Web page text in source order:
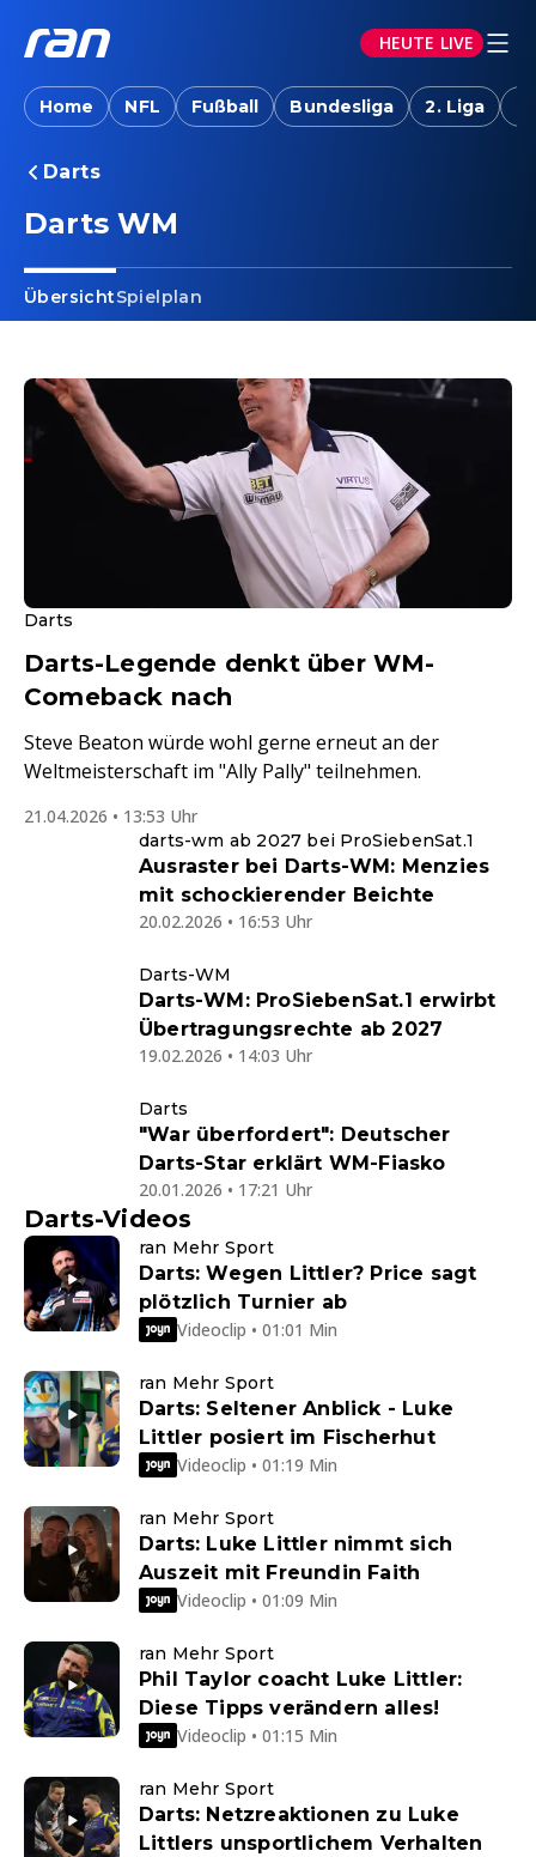
HEUTE LIVE
Home NFL Fußball Bundesliga 2. Liga
Darts
Darts WM
ÜbersichtSpielplan
Darts
Darts-Legende denkt über WM-
Comeback nach
Steve Beaton würde wohl gerne erneut an der
Weltmeisterschaft im "Ally Pally" teilnehmen.
21.04.2026 • 13:53 Uhr
darts-wm ab 2027 bei ProSiebenSat.1
Ausraster bei Darts-WM: Menzies
mit schockierender Beichte
20.02.2026 • 16:53 Uhr
Darts-WM
Darts-WM: ProSiebenSat.1 erwirbt
Übertragungsrechte ab 2027
19.02.2026 • 14:03 Uhr
Darts
"War überfordert": Deutscher
Darts-Star erklärt WM-Fiasko
20.01.2026 • 17:21 Uhr
Darts-Videos
ran Mehr Sport
Darts: Wegen Littler? Price sagt
plötzlich Turnier ab
Videoclip • 01:01 Min
ran Mehr Sport
Darts: Seltener Anblick - Luke
Littler posiert im Fischerhut
Videoclip • 01:19 Min
ran Mehr Sport
Darts: Luke Littler nimmt sich
Auszeit mit Freundin Faith
Videoclip • 01:09 Min
ran Mehr Sport
Phil Taylor coacht Luke Littler:
Diese Tipps verändern alles!
Videoclip • 01:15 Min
ran Mehr Sport
Darts: Netzreaktionen zu Luke
Littlers unsportlichem Verhalten